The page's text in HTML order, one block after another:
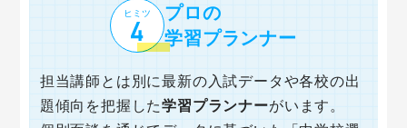
ヒミツ
プロの
学習プランナー
担当講師とは別に最新の入試データや各校の出
題傾向を把握した学習プランナーがいます。